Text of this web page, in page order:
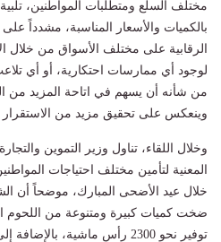
مختلف السلع ومتطلبات المواطنين،
بالكميات والأسعار المناسبة، مشدداً
الرقابية على مختلف الأسواق من خلال
لوجود أي ممارسات احتكارية، أو أي
من شأنه أن يسهم في اتاحة المزيد من
وينعكس على تحقيق مزيد من
وخلال اللقاء، تناول وزير التموين
المعنية لتأمين مختلف احتياجات
خلال عيد الأضحى المبارك، موضحاً أن
ضخت كميات كبيرة ومتنوعة من اللحوم